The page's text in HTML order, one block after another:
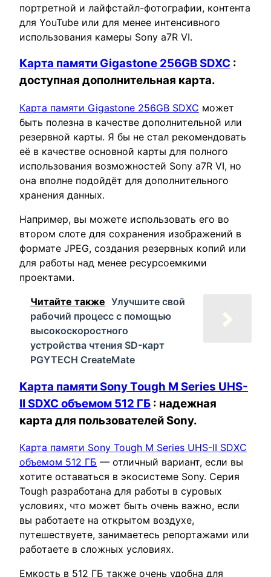
портретной и лайфстайл-фотографии, контента
для YouTube или для менее интенсивного
использования камеры Sony a7R VI.
Карта памяти Gigastone 256GB SDXC :
доступная дополнительная карта.
Карта памяти Gigastone 256GB SDXC может
быть полезна в качестве дополнительной или
резервной карты. Я бы не стал рекомендовать
её в качестве основной карты для полного
использования возможностей Sony a7R VI, но
она вполне подойдёт для дополнительного
хранения данных.
Например, вы можете использовать его во
втором слоте для сохранения изображений в
формате JPEG, создания резервных копий или
для работы над менее ресурсоемкими
проектами.
Читайте также Улучшите свой
рабочий процесс с помощью
высокоскоростного
устройства чтения SD-карт
PGYTECH CreateMate
Карта памяти Sony Tough M Series UHS-
II SDXC объемом 512 ГБ : надежная
карта для пользователей Sony.
Карта памяти Sony Tough M Series UHS-II SDXC
объемом 512 ГБ — отличный вариант, если вы
хотите оставаться в экосистеме Sony. Серия
Tough разработана для работы в суровых
условиях, что может быть очень важно, если
вы работаете на открытом воздухе,
путешествуете, занимаетесь репортажами или
работаете в сложных условиях.
Емкость в 512 ГБ также очень удобна для